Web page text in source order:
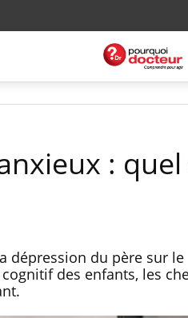
:
dépression du père sur le
des enfants, les